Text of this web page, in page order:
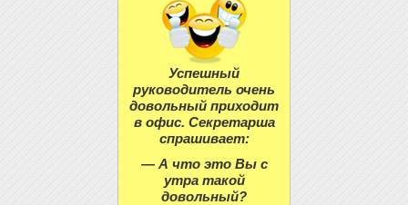
Успешный
руководитель очень
довольный приходит
в офис. Секретарша
спрашивает:
— А что это Вы с
утра такой
довольный?